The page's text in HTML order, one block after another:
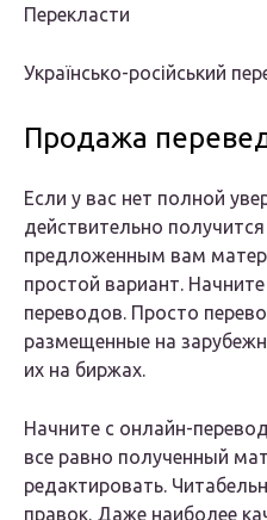
Перекласти
Українсько-російський
Продажа
Если у вас нет полной
действительно
предложенным вам
простой вариант.
переводов. Просто
размещенные на
их на биржах.
Начните с онлайн-
все равно полученный
редактировать.
правок. Даже наиболее